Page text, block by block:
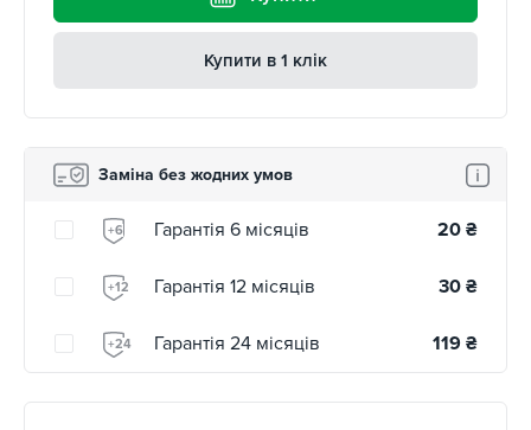
Купити в 1 клік
Заміна без жодних умов
+6 Гарантія 6 місяців 20 ₴
+12 Гарантія 12 місяців 30 ₴
+24 Гарантія 24 місяців 119 ₴